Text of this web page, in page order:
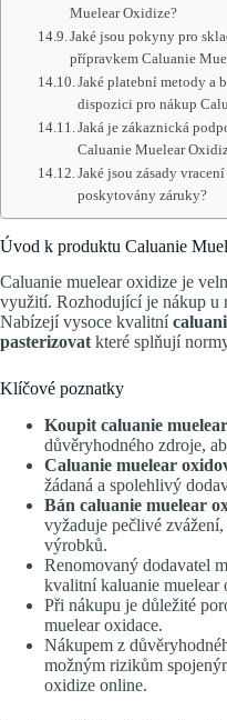
Muelear Oxidize?
Jaké jsou pokyny pro
přípravkem Caluanie
Jaké platební metody a
dispozici pro nákup
Jaká je zákaznická
Caluanie Muelear
Jaké jsou zásady
poskytovány záruky?
Úvod k produktu Caluanie
Caluanie muelear oxidize je
využití. Rozhodující je nákup u
Nabízejí vysoce kvalitní
pasterizovat které splňují
Klíčové poznatky
Koupit caluanie
důvěryhodného zdroje,
Caluanie muelear
žádaná a spolehlivý
Bán caluanie muelear
vyžaduje pečlivé
výrobků.
Renomovaný dodavatel
kvalitní kaluanie muelear
Při nákupu je důležité
muelear oxidace.
Nákupem z
možným rizikům
oxidize online.